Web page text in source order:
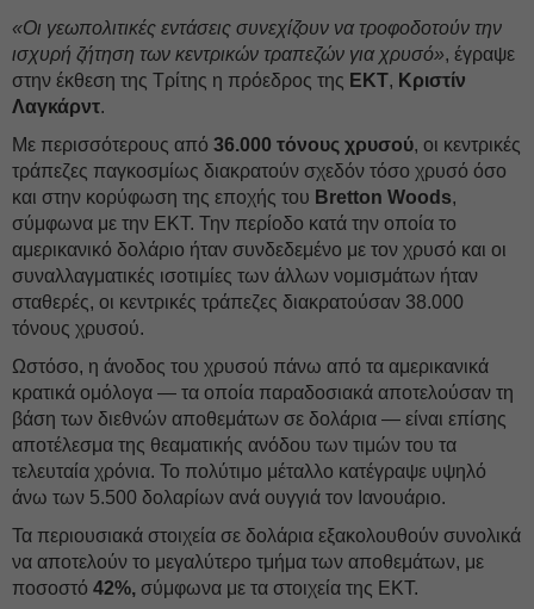
«Οι γεωπολιτικές εντάσεις συνεχίζουν να τροφοδοτούν την
ισχυρή ζήτηση των κεντρικών τραπεζών για χρυσό», έγραψε
στην έκθεση της Τρίτης η πρόεδρος της ΕΚΤ, Κριστίν
Λαγκάρντ.
Με περισσότερους από 36.000 τόνους χρυσού, οι κεντρικές
τράπεζες παγκοσμίως διακρατούν σχεδόν τόσο χρυσό όσο
και στην κορύφωση της εποχής του Bretton Woods,
σύμφωνα με την ΕΚΤ. Την περίοδο κατά την οποία το
αμερικανικό δολάριο ήταν συνδεδεμένο με τον χρυσό και οι
συναλλαγματικές ισοτιμίες των άλλων νομισμάτων ήταν
σταθερές, οι κεντρικές τράπεζες διακρατούσαν 38.000
τόνους χρυσού.
Ωστόσο, η άνοδος του χρυσού πάνω από τα αμερικανικά
κρατικά ομόλογα — τα οποία παραδοσιακά αποτελούσαν τη
βάση των διεθνών αποθεμάτων σε δολάρια — είναι επίσης
αποτέλεσμα της θεαματικής ανόδου των τιμών του τα
τελευταία χρόνια. Το πολύτιμο μέταλλο κατέγραψε υψηλό
άνω των 5.500 δολαρίων ανά ουγγιά τον Ιανουάριο.
Τα περιουσιακά στοιχεία σε δολάρια εξακολουθούν συνολικά
να αποτελούν το μεγαλύτερο τμήμα των αποθεμάτων, με
ποσοστό 42%, σύμφωνα με τα στοιχεία της ΕΚΤ.